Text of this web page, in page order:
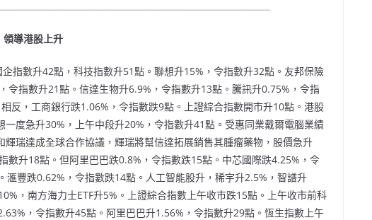
導港股上升
指數升42點，科技指數升51點。聯想升15%，令指數升32點。友邦保險
令指數升21點。信達生物升6.9%，令指數升13點。騰訊升0.75%，令指
反，工商銀行跌1.06%，令指數跌9點。上證綜合指數開市升10點。港股
度急升30%，上午中段升20%，令指數升41點。受惠同業戴爾電腦業績
瑞達成全球合作協議，輝瑞將幫信達拓展銷售其腫瘤藥物，股價急升
數升18點。但阿里巴巴跌0.8%，令指數跌15點。中芯國際跌4.25%，令
豐跌0.62%，令指數跌14點。人工智能股升，稀宇升2.5%，智譜升
，南方海力士ETF升5%。上證綜合指數上午收市跌15點。上午收市前科
，令指數升45點。阿里巴巴升1.56%，令指數升29點。恆生指數上午